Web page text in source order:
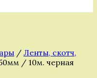
/ Ленты, скотч,
/ 10м. черная